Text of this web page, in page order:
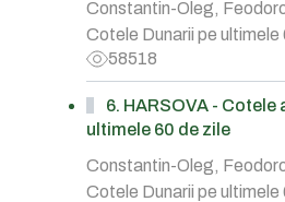
Constantin-Oleg,
Cotele Dunarii pe ultimele
58518
6. HARSOVA -
ultimele 60 de zile
Constantin-Oleg,
Cotele Dunarii pe ultimele